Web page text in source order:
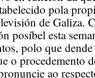
pola
de Galiza.
posíbel esta
polo que
o procedemento
ao